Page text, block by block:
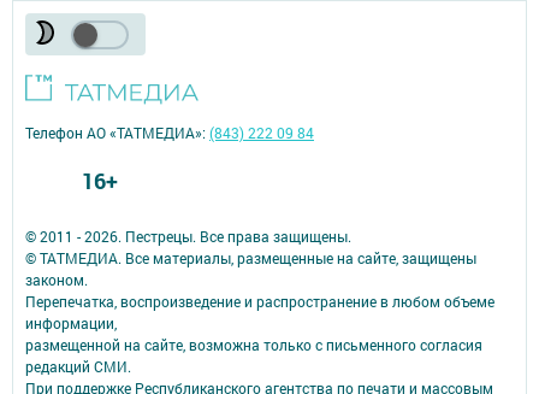
© 2011 - 2026. Пестрецы. Все права защищены.
© ТАТМЕДИА. Все материалы, размещенные на сайте, защищены
законом.
Перепечатка, воспроизведение и распространение в любом объеме
информации,
размещенной на сайте, возможна только с письменного согласия
редакций СМИ.
При поддержке Республиканского агентства по печати и массовым
Телефон АО «ТАТМЕДИА»:(843) 222 09 84
16+